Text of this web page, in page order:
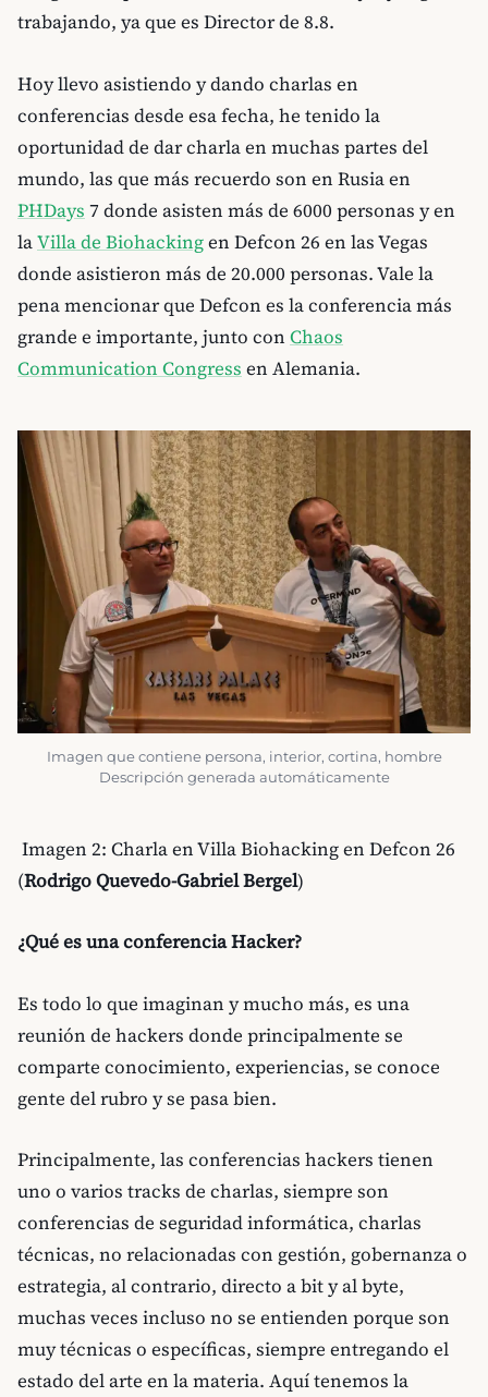
trabajando, ya que es Director de 8.8.
Hoy llevo asistiendo y dando charlas en
conferencias desde esa fecha, he tenido la
oportunidad de dar charla en muchas partes del
mundo, las que más recuerdo son en Rusia en
PHDays 7 donde asisten más de 6000 personas y en
laVilla de Biohackingen Defcon 26 en las Vegas
donde asistieron más de 20.000 personas. Vale la
pena mencionar que Defcon es la conferencia más
grande e importante, junto con Chaos
Communication Congress en Alemania.
Imagen que contiene persona, interior, cortina, hombre
Descripción generada automáticamente
Imagen 2: Charla en Villa Biohacking en Defcon 26
(Rodrigo Quevedo-Gabriel Bergel)
¿Qué es una conferencia Hacker?
Es todo lo que imaginan y mucho más, es una
reunión de hackers donde principalmente se
comparte conocimiento, experiencias, se conoce
gente del rubro y se pasa bien.
Principalmente, las conferencias hackers tienen
uno o varios tracks de charlas, siempre son
conferencias de seguridad informática, charlas
técnicas, no relacionadas con gestión, gobernanza o
estrategia, al contrario, directo a bit y al byte,
muchas veces incluso no se entienden porque son
muy técnicas o específicas, siempre entregando el
estado del arte en la materia. Aquí tenemos la